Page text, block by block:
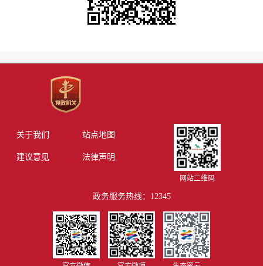
关于我们 站点地图
建议意见 法律声明
网站二维码
政务服务热线：12345